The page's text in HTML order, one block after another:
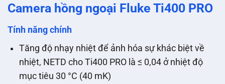
Camera hồng ngoại Fluke Ti400 PRO
Tính năng chính
Tăng độ nhạy nhiệt để ảnh hóa sự khác biệt về
nhiệt, NETD cho Ti400 PRO là ≤ 0,04 ở nhiệt độ
mục tiêu 30 °C (40 mK)